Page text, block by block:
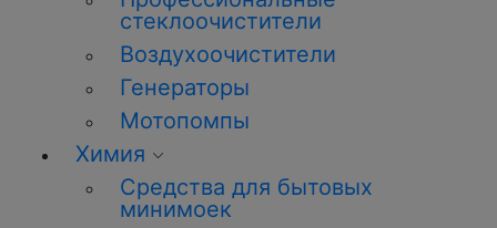
стеклоочистители
Воздухоочистители
Генераторы
Мотопомпы
Химия
Средства для бытовых
минимоек